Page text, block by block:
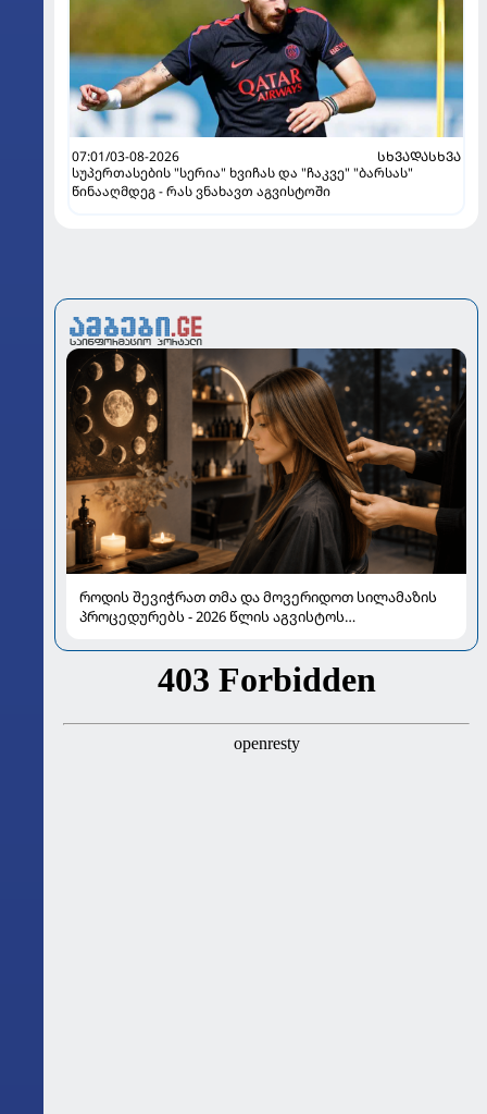
07:01/03-08-2026
ᲡᲮᲕᲐᲓᲐᲡᲮᲕᲐ
სუპერთასების "სერია" ხვიჩას და "ჩაკვე" "ბარსას"
წინააღმდეგ - რას ვნახავთ აგვისტოში
როდის შევიჭრათ თმა და მოვერიდოთ სილამაზის
პროცედურებს - 2026 წლის აგვისტოს